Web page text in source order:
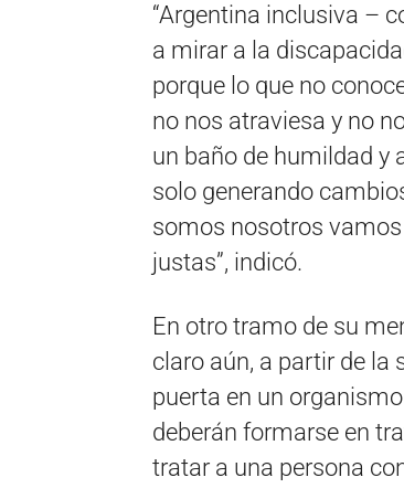
“Argentina inclusiva –
a mirar a la
porque lo que no
no nos atraviesa y no
un baño de humildad y
solo generando
somos nosotros
justas”, indicó.
En otro tramo de su
claro aún, a partir de la
puerta en un
deberán formarse en
tratar a una persona